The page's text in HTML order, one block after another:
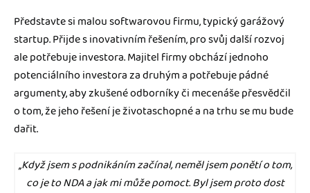
Představte si malou softwarovou firmu, typický garážový
startup. Přijde s inovativním řešením, pro svůj další rozvoj
ale potřebuje investora. Majitel firmy obchází jednoho
potenciálního investora za druhým a potřebuje pádné
argumenty, aby zkušené odborníky či mecenáše přesvědčil
o tom, že jeho řešení je životaschopné a na trhu se mu bude
dařit.
‚‚Když jsem s podnikáním začínal, neměl jsem ponětí o tom,
co je to NDA a jak mi může pomoct. Byl jsem proto dost